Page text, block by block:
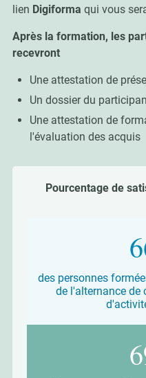
lien Digiforma qui vous
Après la formation, les
recevront
Une attestation de
Un dossier du
Une attestation de
l'évaluation des acquis
Pourcentage de
des personnes
de l'alternance de